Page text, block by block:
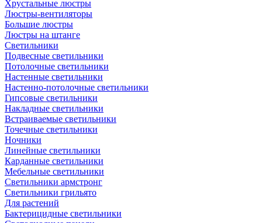
Хрустальные люстры
Люстры-вентиляторы
Большие люстры
Люстры на штанге
Светильники
Подвесные светильники
Потолочные светильники
Настенные светильники
Настенно-потолочные светильники
Гипсовые светильники
Накладные светильники
Встраиваемые светильники
Точечные светильники
Ночники
Линейные светильники
Карданные светильники
Мебельные светильники
Светильники армстронг
Светильники грильято
Для растений
Бактерицидные светильники